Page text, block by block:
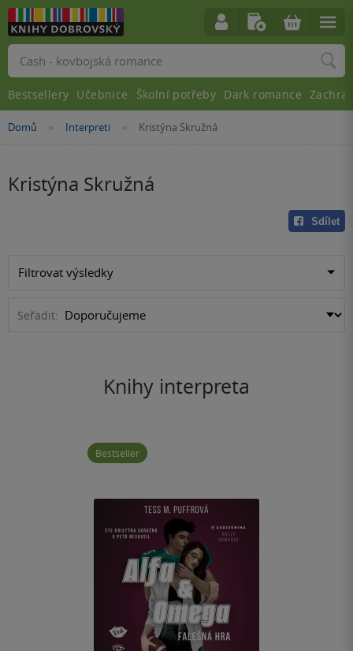
Nacházíte
Domů »
Interpreti »
Kristýna Skružná
Kristýna Skružná
Sdílet
Filtrovat výsledky
Seřadit:
Knihy interpreta
Bestseller
Vyhledávání
Bestsellery Učebnice Školní potřeby Dark romance